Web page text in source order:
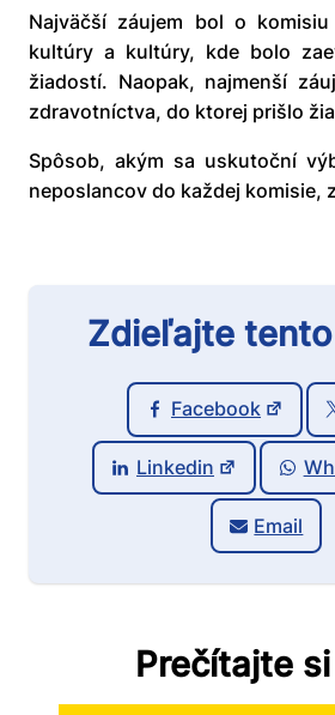
Najväčší záujem bol o
kultúry a kultúry, kde bolo
žiadostí. Naopak, najmenší
zdravotníctva, do ktorej prišlo
Spôsob, akým sa uskutoční
neposlancov do každej komisie,
Zdieľajte
Facebook
Linkedin
Email
Prečítajte